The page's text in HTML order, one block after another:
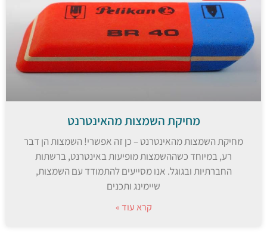
מחיקת השמצות מהאינטרנט
מחיקת השמצות מהאינטרנט – כן זה אפשרי! השמצות הן דבר
רע, במיוחד כשההשמצות מופיעות באינטרנט, ברשתות
החברתיות ובגוגל. אנו מסייעים להתמודד עם השמצות,
שיימינג ותכנים
קרא עוד »